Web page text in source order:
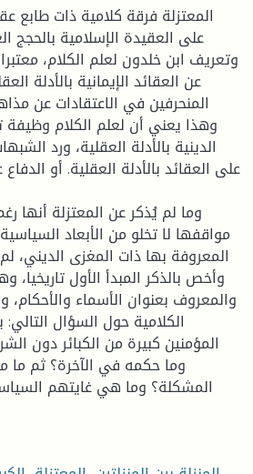
المعتزلة فرقة كلامية ذات طابع
على العقيدة الإسلامية بالحجج
وتعريف ابن خلدون لعلم الكلام،
عن العقائد الإيمانية بالأدلة
المنحرفين في الاعتقادات عن
وهذا يعني أن لعلم الكلام وظيفة
الدينية بالأدلة العقلية، ورد
على العقائد بالأدلة العقلية. أو
وما لم يُذكر عن المعتزلة أنها
مواقفها لا تخلو من الأبعاد
المعروفة بها ذات المغزى
وأخص بالذكر المبدأ الأول تاريخيا،
والمعروف بعنوان الأسماء والأحكام،
الكلامية حول السؤال
المؤمنين كبيرة من الكبائر دون
وما حكمه في الآخرة؟ ثم
المشكلة؟ وما هي غايتهم